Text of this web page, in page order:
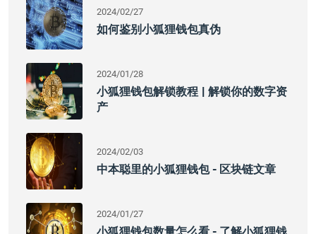
2024/02/27
如何鉴别小狐狸钱包真伪
2024/01/28
小狐狸钱包解锁教程 | 解锁你的数字资
产
2024/02/03
中本聪里的小狐狸钱包 - 区块链文章
2024/01/27
小狐狸钱包数量怎么看 - 了解小狐狸钱